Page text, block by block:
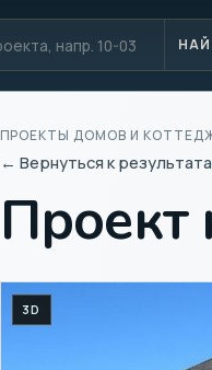
ПРОЕКТЫ ДОМОВ И
← Вернуться к
Проект
3D